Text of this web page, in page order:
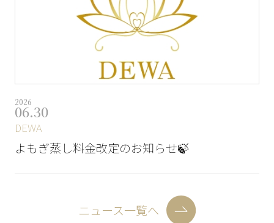
2026
06.30
DEWA
よもぎ蒸し料金改定のお知らせ🍃
ニュース一覧へ